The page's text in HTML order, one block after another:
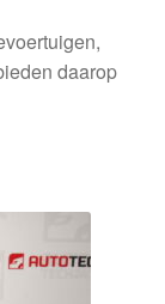
daarop